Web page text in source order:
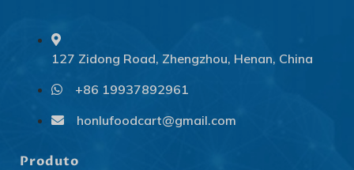
127 Zidong Road, Zhengzhou, Henan, China
+86 19937892961
honlufoodcart@gmail.com
Produto
Slovenčina